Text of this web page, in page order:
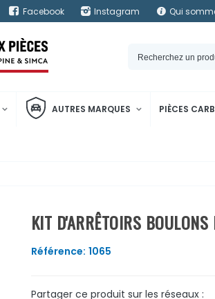
Facebook Instagram Qui
AUTRES MARQUES PIÈCES
KIT D'ARRÊTOIRS BOULONS
Référence: 1065